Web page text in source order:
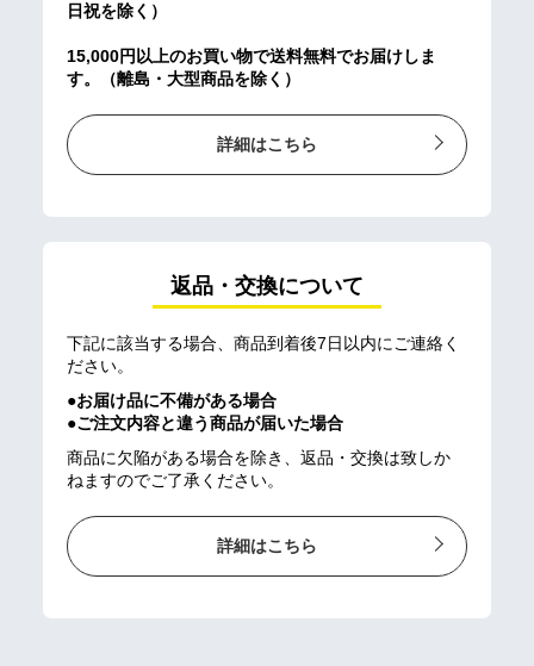
日祝を除く）
15,000円以上のお買い物で送料無料でお届けしま
す。（離島・大型商品を除く）
詳細はこちら
返品・交換について
下記に該当する場合、商品到着後7日以内にご連絡く
ださい。
●お届け品に不備がある場合
●ご注文内容と違う商品が届いた場合
商品に欠陥がある場合を除き、返品・交換は致しか
ねますのでご了承ください。
詳細はこちら